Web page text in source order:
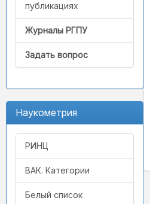
публикациях
Журналы РГПУ
Задать вопрос
Наукометрия
РИНЦ
ВАК. Категории
Белый список